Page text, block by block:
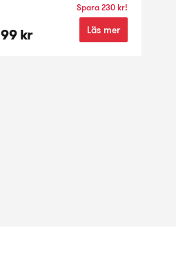
99 kr
Spara 230 kr!
Läs mer